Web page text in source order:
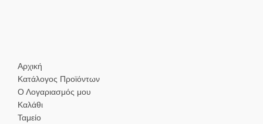
Αρχική
Κατάλογος Προϊόντων
Ο Λογαριασμός μου
Καλάθι
Ταμείο